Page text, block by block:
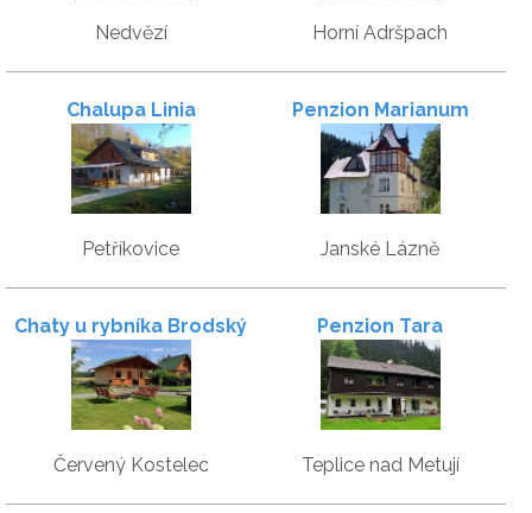
Nedvězí Horní Adršpach
Chalupa Linia
Petříkovice
Penzion Marianum
Janské Lázně
Chaty u rybníka Brodský
Červený Kostelec
Penzion Tara
Teplice nad Metují